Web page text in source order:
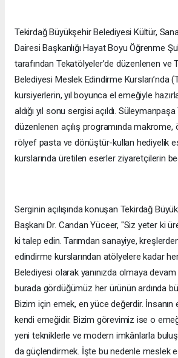
Tekirdağ Büyükşehir Belediyesi Kültür,
Dairesi Başkanlığı Hayat Boyu Öğrenme
tarafından Tekatölyeler’de düzenlenen ve
Belediyesi Meslek Edindirme Kursları’nda
kursiyerlerin, yıl boyunca el emeğiyle
aldığı yıl sonu sergisi açıldı.
düzenlenen açılış programında
rölyef pasta ve dönüştür-kullan hediyelik
kurslarında üretilen eserler ziyaretçilerin
Serginin açılışında konuşan Tekirdağ
Başkanı Dr. Candan Yüceer, "Siz yeter ki
ki talep edin. Tarımdan sanayiye,
edindirme kurslarından atölyelere kadar
Belediyesi olarak yanınızda olmaya
burada gördüğümüz her ürünün ardında
Bizim için emek, en yüce değerdir.
kendi emeğidir. Bizim görevimiz ise o
yeni tekniklerle ve modern imkânlarla
da güçlendirmek. İşte bu nedenle meslek